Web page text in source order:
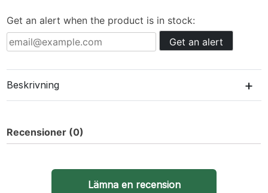
Get an alert when the product is in stock:
Get an alert
Beskrivning +
Recensioner (0)
Lämna en recension